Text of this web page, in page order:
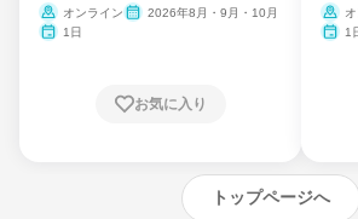
ム
オンライン
2026年8月・9月・10月
1日
お気に入り
1
トップページへ